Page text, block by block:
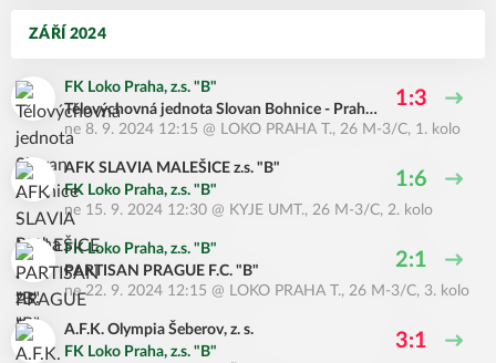
ZÁŘÍ 2024
FK Loko Praha, z.s. "B"
Tělovýchovná jednota Slovan Bohnice - Praha
8 z.s. "B"
1:3
ne 8. 9. 2024 12:15 @ LOKO PRAHA T., 26 M-3/C, 1. kolo
AFK SLAVIA MALEŠICE z.s. "B"
FK Loko Praha, z.s. "B"
1:6
ne 15. 9. 2024 12:30 @ KYJE UMT., 26 M-3/C, 2. kolo
FK Loko Praha, z.s. "B"
PARTISAN PRAGUE F.C. "B"
2:1
ne 22. 9. 2024 12:15 @ LOKO PRAHA T., 26 M-3/C, 3. kolo
A.F.K. Olympia Šeberov, z. s.
FK Loko Praha, z.s. "B"
3:1